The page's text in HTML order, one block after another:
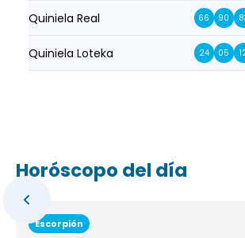
Quiniela Real 66 90
Quiniela Loteka 24 05
Horóscopo del día
Escorpión